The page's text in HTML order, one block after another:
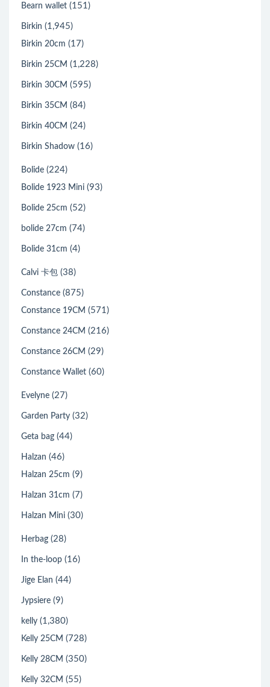
Bearn wallet (151)
Birkin (1,945)
Birkin 20cm (17)
Birkin 25CM (1,228)
Birkin 30CM (595)
Birkin 35CM (84)
Birkin 40CM (24)
Birkin Shadow (16)
Bolide (224)
Bolide 1923 Mini (93)
Bolide 25cm (52)
bolide 27cm (74)
Bolide 31cm (4)
Calvi 卡包 (38)
Constance (875)
Constance 19CM (571)
Constance 24CM (216)
Constance 26CM (29)
Constance Wallet (60)
Evelyne (27)
Garden Party (32)
Geta bag (44)
Halzan (46)
Halzan 25cm (9)
Halzan 31cm (7)
Halzan Mini (30)
Herbag (28)
In the-loop (16)
Jige Elan (44)
Jypsiere (9)
kelly (1,380)
Kelly 25CM (728)
Kelly 28CM (350)
Kelly 32CM (55)